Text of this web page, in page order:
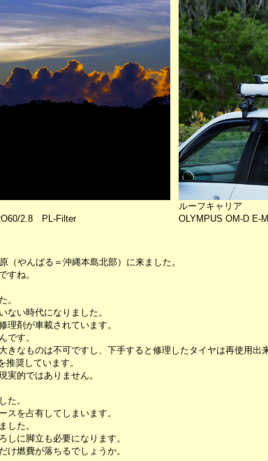
2.8 PL-Filter
ルーフキャリア
OLYMPUS OM-D E-
（やんばる＝沖縄本島北部）に来ました。
すね。
。
ない時代になりました。
理剤が車載されています。
です。
きなものは不可ですし、下手すると修理したタイヤは再使用出
奨しています。
実的ではありません。
た。
スを占有してしまいます。
した。
しに脚立も必要になります。
け燃費が落ちるでしょうか。